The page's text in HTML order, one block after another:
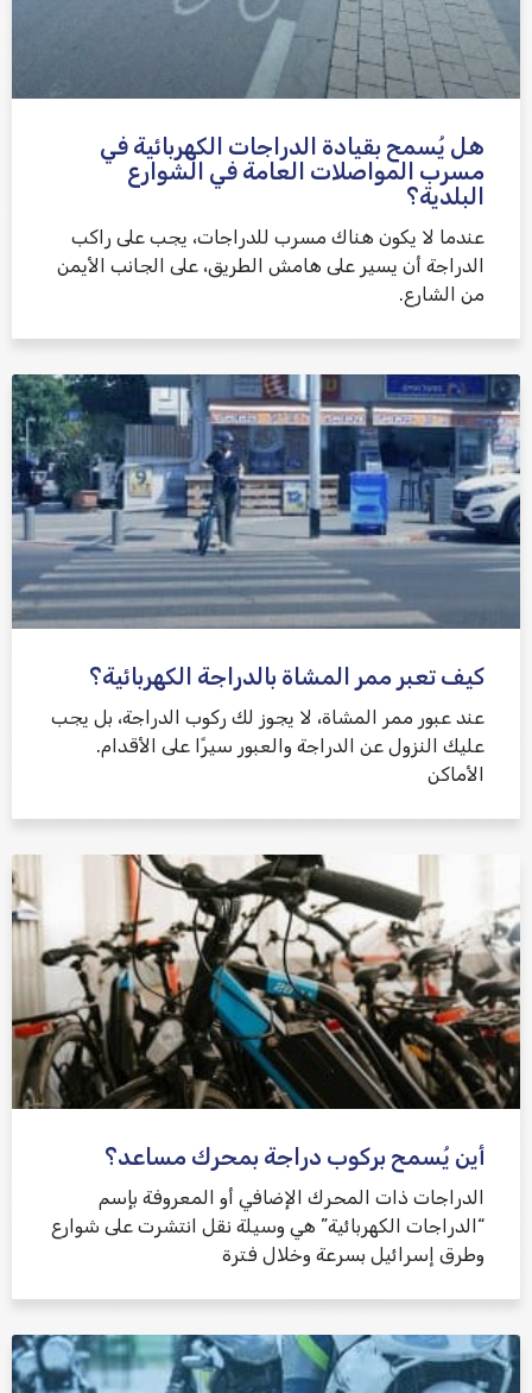
هل يُسمح بقيادة الدراجات الكهربائية في
مسرب المواصلات العامة في الشوارع
البلدية؟
عندما لا يكون هناك مسرب للدراجات، يجب على راكب
الدراجة أن يسير على هامش الطريق، على الجانب الأيمن
من الشارع.
كيف تعبر ممر المشاة بالدراجة الكهربائية؟
عند عبور ممر المشاة، لا يجوز لك ركوب الدراجة، بل يجب
عليك النزول عن الدراجة والعبور سيرًا على الأقدام.
الأماكن
أين يُسمح بركوب دراجة بمحرك مساعد؟
الدراجات ذات المحرك الإضافي أو المعروفة بإسم
“الدراجات الكهربائية” هي وسيلة نقل انتشرت على شوارع
وطرق إسرائيل بسرعة وخلال فترة